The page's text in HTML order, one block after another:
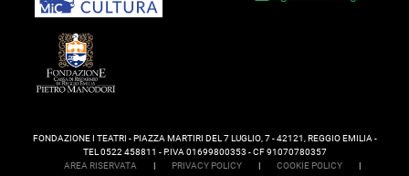
FONDAZIONE I TEATRI - PIAZZA MARTIRI DEL 7 LUGLIO, 7 - 42121, REGGIO EMILIA -
TEL 0522 458811 - P.IVA 01699800353 - CF 91070780357
AREA RISERVATA
| PRIVACY POLICY | COOKIE POLICY
|